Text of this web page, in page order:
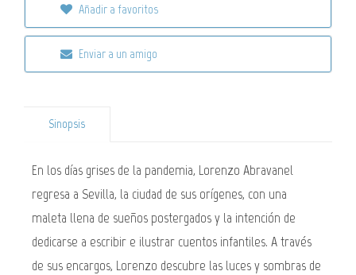
Añadir a favoritos
Enviar a un amigo
Sinopsis
En los días grises de la pandemia, Lorenzo Abravanel
regresa a Sevilla, la ciudad de sus orígenes, con una
maleta llena de sueños postergados y la intención de
dedicarse a escribir e ilustrar cuentos infantiles. A través
de sus encargos, Lorenzo descubre las luces y sombras de